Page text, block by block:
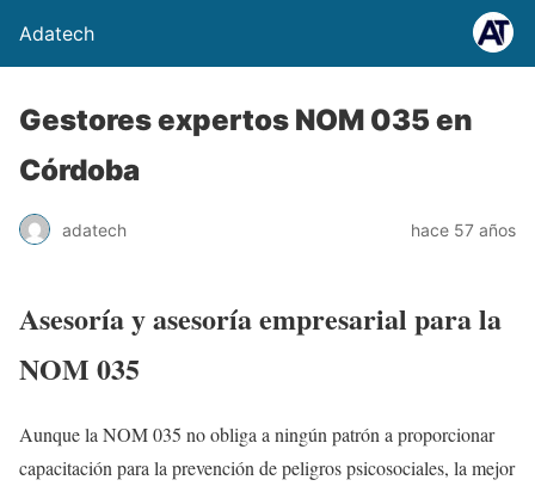
Adatech
Gestores expertos NOM 035 en
Córdoba
adatech hace 57 años
Asesoría y asesoría empresarial para la
NOM 035
Aunque la NOM 035 no obliga a ningún patrón a proporcionar
capacitación para la prevención de peligros psicosociales, la mejor